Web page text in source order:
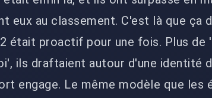
eux au classement. C'est là que ça
était proactif pour une fois. Plus de
ils draftaient autour d'une identité
engage. Le même modèle que les